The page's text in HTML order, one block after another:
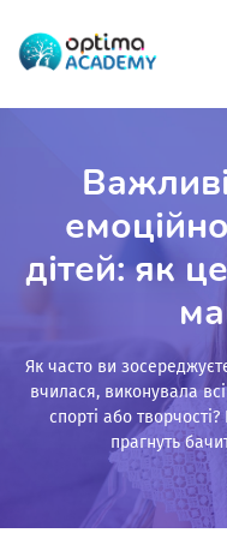
дітей: як
Як часто ви
вчилася, виконувала
спорті або
прагнуть